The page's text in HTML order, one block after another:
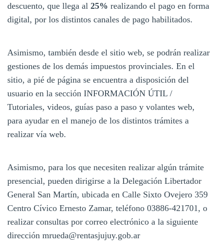
descuento, que llega al 25% realizando el pago en forma
digital, por los distintos canales de pago habilitados.
Asimismo, también desde el sitio web, se podrán realizar
gestiones de los demás impuestos provinciales. En el
sitio, a pié de página se encuentra a disposición del
usuario en la sección INFORMACIÓN ÚTIL /
Tutoriales, videos, guías paso a paso y volantes web,
para ayudar en el manejo de los distintos trámites a
realizar vía web.
Asimismo, para los que necesiten realizar algún trámite
presencial, pueden dirigirse a la Delegación Libertador
General San Martín, ubicada en Calle Sixto Ovejero 359
Centro Cívico Ernesto Zamar, teléfono 03886-421701, o
realizar consultas por correo electrónico a la siguiente
dirección mrueda@rentasjujuy.gob.ar